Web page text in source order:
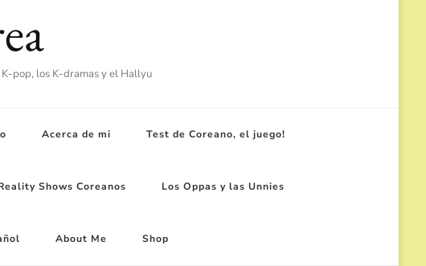
pop, los K-dramas y el Hallyu
Acerca de mi Test de Coreano, el juego!
Shows Coreanos Los Oppas y las Unnies
About Me Shop